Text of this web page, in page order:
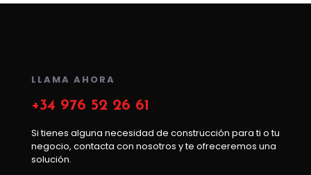
LLAMA AHORA
+34 976 52 26 61
Si tienes alguna necesidad de construcción para ti o tu
negocio, contacta con nosotros y te ofreceremos una
solución.